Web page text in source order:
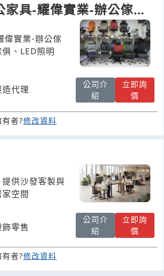
家具-耀偉實業-辦公傢
偉實業-辦公傢
、LED照明
代理
公司介
紹
立即詢
價
者?修改資料
供沙發客製與
空間
零售
公司介
紹
立即詢
價
者?修改資料